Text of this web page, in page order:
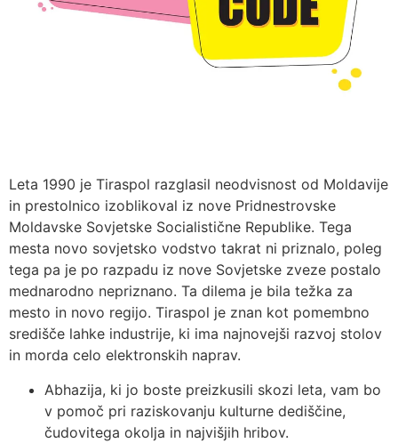
Leta 1990 je Tiraspol razglasil neodvisnost od Moldavije
in prestolnico izoblikoval iz nove Pridnestrovske
Moldavske Sovjetske Socialistične Republike. Tega
mesta novo sovjetsko vodstvo takrat ni priznalo, poleg
tega pa je po razpadu iz nove Sovjetske zveze postalo
mednarodno nepriznano. Ta dilema je bila težka za
mesto in novo regijo. Tiraspol je znan kot pomembno
središče lahke industrije, ki ima najnovejši razvoj stolov
in morda celo elektronskih naprav.
Abhazija, ki jo boste preizkusili skozi leta, vam bo
v pomoč pri raziskovanju kulturne dediščine,
čudovitega okolja in najvišjih hribov.